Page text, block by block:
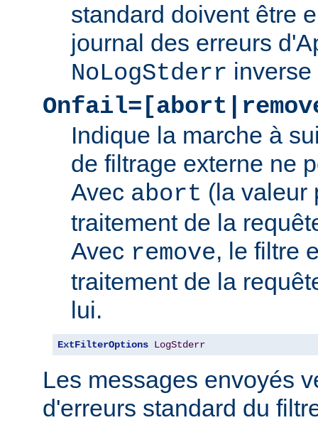
standard doivent être
journal des erreurs
NoLogStderr
Indique la marche à
de filtrage externe ne
Avec abort (la valeur
traitement de la
Avec remove, le filtre
traitement de la
lui.
ExtFilterOptions LogStderr
Les messages envoyés
d'erreurs standard du